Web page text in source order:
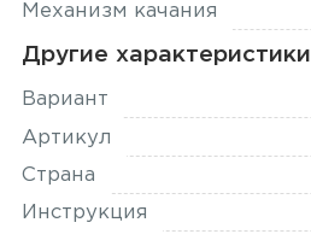
Механизм качания
Другие характеристики
Вариант
Артикул
Страна
Инструкция